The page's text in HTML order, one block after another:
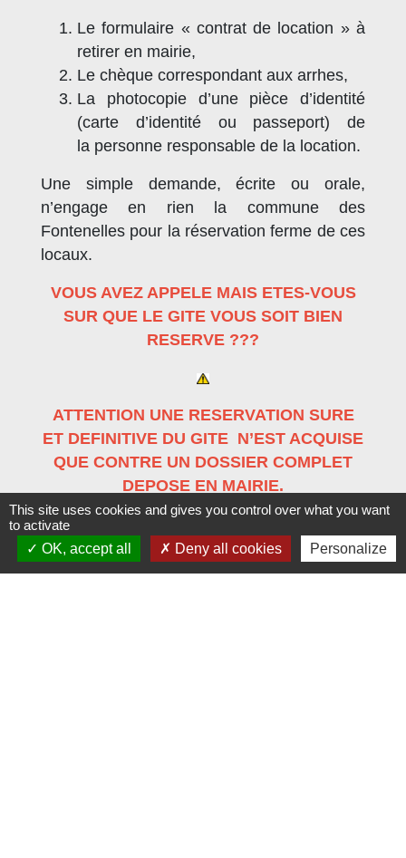
Le formulaire « contrat de location » à
retirer en mairie,
Le chèque correspondant aux arrhes,
La photocopie d’une pièce d’identité
(carte d’identité ou passeport) de
la personne responsable de la location.
Une simple demande, écrite ou orale,
n’engage en rien la commune des
Fontenelles pour la réservation ferme de ces
locaux.
VOUS AVEZ APPELE MAIS ETES-VOUS
SUR QUE LE GITE VOUS SOIT BIEN
RESERVE ???
ATTENTION UNE RESERVATION SURE
ET DEFINITIVE DU GITE N’EST ACQUISE
QUE CONTRE UN DOSSIER COMPLET
DEPOSE EN MAIRIE.
This site uses cookies and gives you control over what you want
to activate
OK, accept all
Deny all cookies Personalize